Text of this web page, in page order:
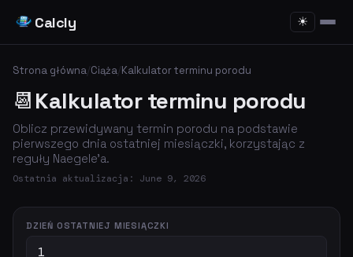
Calcly ☀
Strona główna/Ciąża/Kalkulator terminu porodu
📆Kalkulator terminu porodu
Oblicz przewidywany termin porodu na podstawie
pierwszego dnia ostatniej miesiączki, korzystając z
reguły Naegele'a.
Ostatnia aktualizacja: June 9, 2026
DZIEŃ OSTATNIEJ MIESIĄCZKI